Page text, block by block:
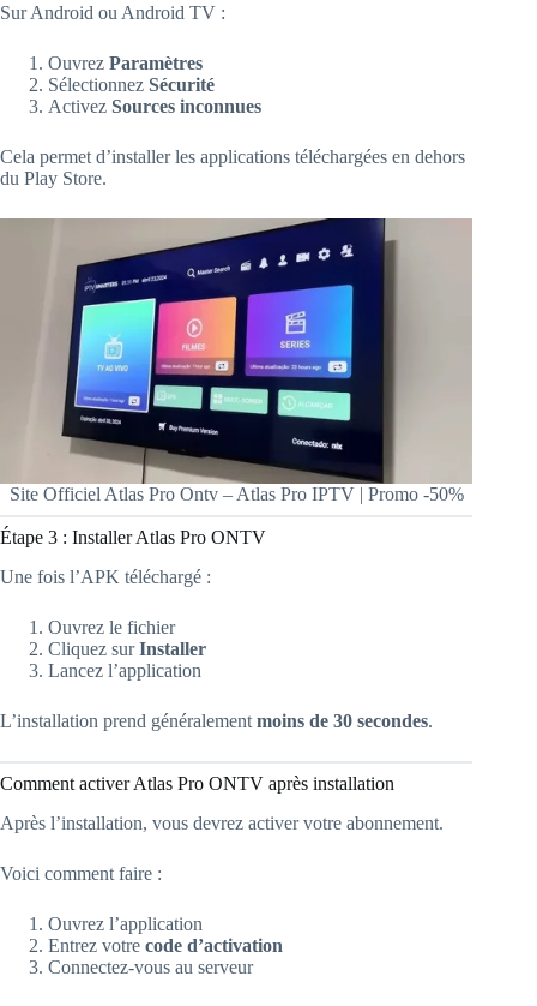
Sur Android ou Android TV :
Ouvrez Paramètres
Sélectionnez Sécurité
Activez Sources inconnues
Cela permet d’installer les applications téléchargées en dehors
du Play Store.
Site Officiel Atlas Pro Ontv – Atlas Pro IPTV | Promo -50%
Étape 3 : Installer Atlas Pro ONTV
Une fois l’APK téléchargé :
Ouvrez le fichier
Cliquez surInstaller
Lancez l’application
L’installation prend généralement moins de 30 secondes.
Comment activer Atlas Pro ONTV après installation
Après l’installation, vous devrez activer votre abonnement.
Voici comment faire :
Ouvrez l’application
Entrez votre code d’activation
Connectez-vous au serveur